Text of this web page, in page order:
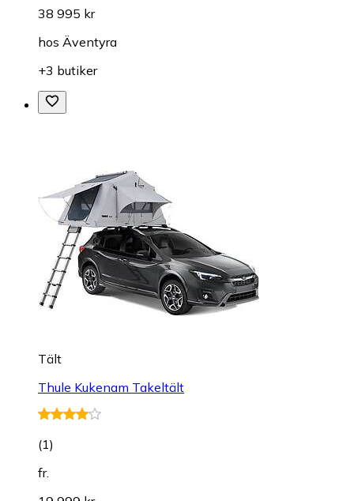
38 995 kr
hos Äventyra
+3 butiker
Tält
Thule Kukenam Takeltält
(1)
fr.